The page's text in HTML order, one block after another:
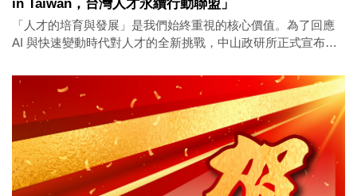
in Taiwan，台灣人才永續行動聯盟」
「人才的培育與發展」是我們始終重視的核心價值。為了回應
AI 與快速變動時代對人才的全新挑戰，中山政研所正式宣布再
各界夥伴攜手，為台灣打造更以人為本、具韌性的職場與人才
生態。 未來，中山政研所將持續與天下學習及聯盟夥伴共學
共創，推動具體改變，讓人才被看見、被支持，也能持續成
https://web.cheers.com.tw/event/talent/index.html